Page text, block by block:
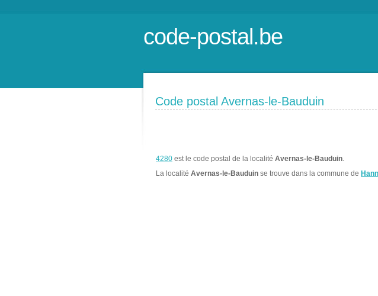
code-postal.be
Code postal Avernas-le-Bauduin
4280 est le code postal de la localité Avernas-le-Bauduin.
La localité Avernas-le-Bauduin se trouve dans la commune de